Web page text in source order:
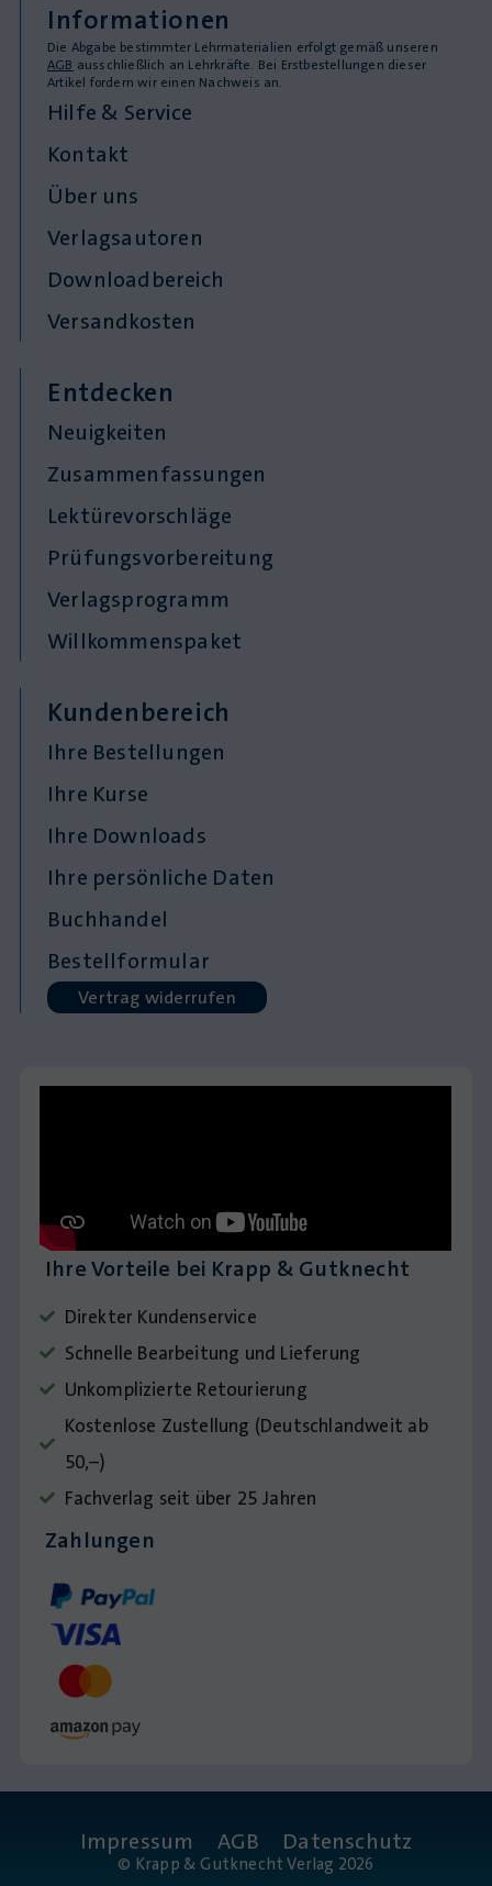
Informationen
Die Abgabe bestimmter Lehrmaterialien erfolgt gemäß unseren
AGB ausschließlich an Lehrkräfte. Bei Erstbestellungen dieser
Artikel fordern wir einen Nachweis an.
Hilfe & Service
Kontakt
Über uns
Verlagsautoren
Downloadbereich
Versandkosten
Entdecken
Neuigkeiten
Zusammenfassungen
Lektürevorschläge
Prüfungsvorbereitung
Verlagsprogramm
Willkommenspaket
Kundenbereich
Ihre Bestellungen
Ihre Kurse
Ihre Downloads
Ihre persönliche Daten
Buchhandel
Bestellformular
Vertrag widerrufen
Ihre Vorteile bei Krapp & Gutknecht
Direkter Kundenservice
Schnelle Bearbeitung und Lieferung
Unkomplizierte Retourierung
Kostenlose Zustellung (Deutschlandweit ab
50,–)
Fachverlag seit über 25 Jahren
Zahlungen
Impressum AGB Datenschutz
© Krapp & Gutknecht Verlag 2026